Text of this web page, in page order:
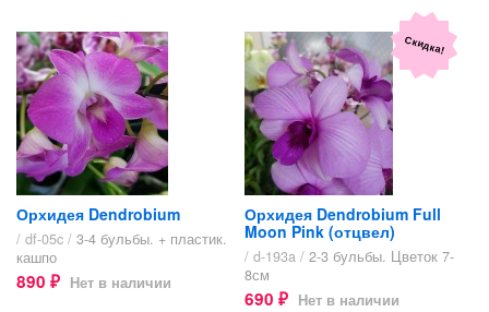
Орхидея Dendrobium
/ df-05c / 3-4 бульбы. + пластик.
кашпо​
890 ₽ Нет в наличии
Скидка!
Орхидея Dendrobium Full
Moon Pink (отцвел)
/ d-193a / 2-3 бульбы. Цветок 7-
8см
690 ₽ Нет в наличии